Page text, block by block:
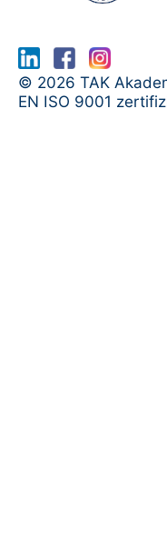
© 2026 TAK
EN ISO 9001